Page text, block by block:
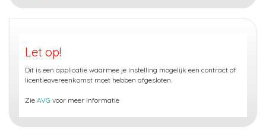
Let op!
Dit is een applicatie waarmee je instelling mogelijk een contract of
licentieovereenkomst moet hebben afgesloten.
Zie AVG voor meer informatie